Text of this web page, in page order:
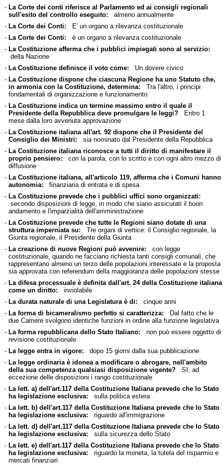
- La Corte dei conti riferisce al Parlamento ed ai consigli regionali
sull'esito del controllo eseguito: almeno annualmente
- La Corte dei Conti: E' un organo a rilevanza costituzionale
- La Corte dei Conti: è un organo a rilevanza costituzionale
- La Costituzione afferma che i pubblici impiegati sono al servizio:
della Nazione
- La Costituzione definisce il voto come: Un dovere civico
- La Costituzione dispone che ciascuna Regione ha uno Statuto che,
in armonia con la Costituzione, determina: Tra l'altro, i principi
fondamentali di organizzazione e funzionamento
- La Costituzione indica un termine massimo entro il quale il
Presidente della Repubblica deve promulgare le leggi?Entro 1
mese dalla loro avvenuta approvazione
- La Costituzione italiana all'art. 92 dispone che il Presidente del
Consiglio dei Ministri: sia nominato dal Presidente della Repubblica
- La Costituzione italiana riconosce a tutti il diritto di manifestare il
proprio pensiero: con la parola, con lo scritto e con ogni altro mezzo di
diffusione
- La Costituzione italiana, all'articolo 119, afferma che i Comuni hanno
autonomia: finanziaria di entrata e di spesa
- La Costituzione prevede che i pubblici uffici sono organizzati:
secondo disposizioni di legge, in modo che siano assicurati il buon
andamento e l'imparzialità dell'amministrazione
- La Costituzione prevede che tutte le Regioni siano dotate di una
struttura imperniata su: Tre organi di vertice: il Consiglio regionale, la
Giunta regionale, il Presidente della Giunta
- La creazione di nuove Regioni può avvenire: con legge
costituzionale, quando ne facciano richiesta tanti consigli comunali, che
rappresentano almeno un terzo delle popolazioni interessate e la proposta
sia approvata con referendum della maggioranza delle popolazioni stesse
- La difesa processuale è definita dall'art. 24 della Costituzione italiana
come un diritto: inviolabile
- La durata naturale di una Legislatura è di: cinque anni
- La forma di bicameralismo perfetto si caratterizza: Dal fatto che le
due Camere svolgono identiche funzioni in ordine alla funzione legislativa
- La forma repubblicana dello Stato Italiano: non può essere oggetto di
revisione costituzionale
- La legge entra in vigore: dopo 15 giorni dalla sua pubblicazione
- La legge ordinaria è idonea a modificare o abrogare, nell'ambito
della sua competenza qualsiasi disposizione vigente?SI, ad
eccezione delle disposizioni i rango costituzionale
- La lett. a) dell'art.117 della Costituzione Italiana prevede che lo Stato
ha legislazione esclusiva: sulla politica estera
- La lett. b) dell'art.117 della Costituzione Italiana prevede che lo Stato
ha legislazione esclusiva: riguardo all'immigrazione
- La lett. d) dell'art.117 della Costituzione Italiana prevede che lo Stato
ha legislazione esclusiva: sulla sicurezza dello Stato
- La lett. e) dell'art.117 della Costituzione Italiana prevede che lo Stato
ha legislazione esclusiva: riguardo la moneta, la tutela del risparmio e
mercati finanziari